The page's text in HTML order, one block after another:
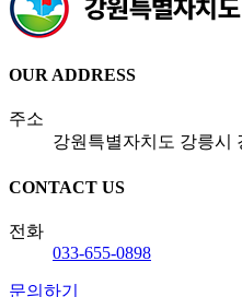
OUR ADDRESS
주소
강원특별자치도 강릉시
CONTACT US
전화
033-655-0898
문의하기